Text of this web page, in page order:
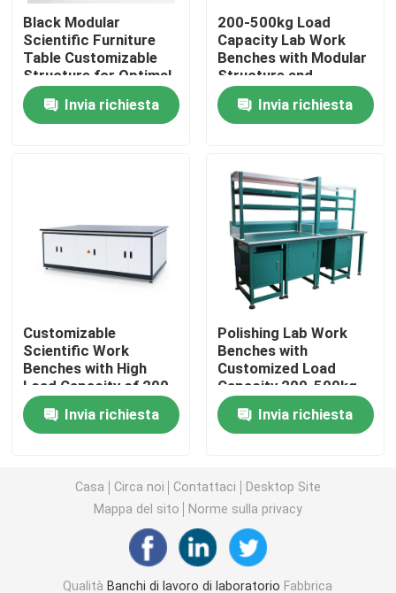
Contattaci
Richiedere un preventivo
Cappuccio del vapore del laboratorio
Armadietto di laboratorio
Mobili per laboratori per studenti
Banco dell'equilibrio del laboratorio
Banchetto di laboratorio
Sedia elevatrice per laboratorio
Black Modular
Scientific Furniture
Table Customizable
Structure for Optimal
Functionality and
Space Utilization
Invia richiesta
200-500kg Load
Capacity Lab Work
Benches with Modular
Structure and
Optional Accessories
Invia richiesta
Customizable
Scientific Work
Benches with High
Load Capacity of 200-
500kg
Invia richiesta
Polishing Lab Work
Benches with
Customized Load
Capacity 200-500kg
and Powder Coating
Invia richiesta
Casa Circa noi Contattaci
Desktop Site
Mappa del sito
Norme sulla privacy
Qualità Banchi di lavoro di laboratorio Fabbrica